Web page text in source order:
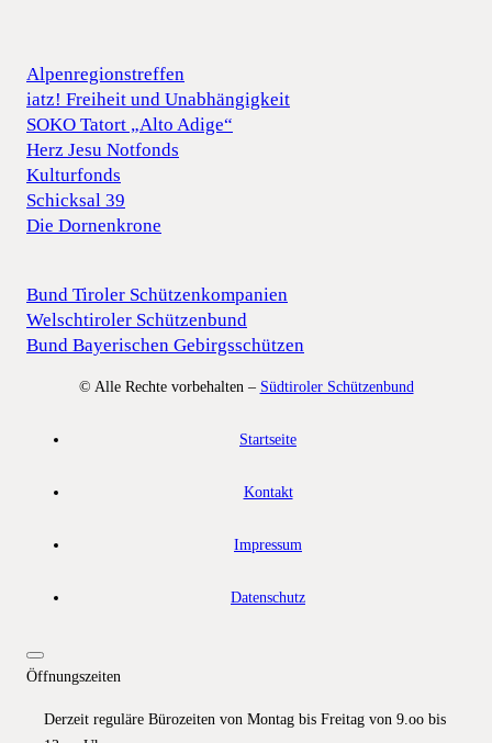
Alpenregionstreffen
iatz! Freiheit und Unabhängigkeit
SOKO Tatort „Alto Adige“
Herz Jesu Notfonds
Kulturfonds
Schicksal 39
Die Dornenkrone
Bund Tiroler Schützenkompanien
Welschtiroler Schützenbund
Bund Bayerischen Gebirgsschützen
© Alle Rechte vorbehalten – Südtiroler Schützenbund
Startseite
Kontakt
Impressum
Datenschutz
Öffnungszeiten
Derzeit reguläre Bürozeiten von Montag bis Freitag von 9.oo bis